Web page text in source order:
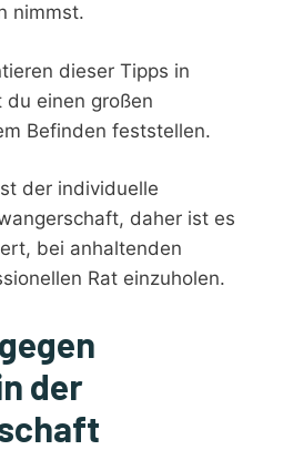
nimmst.
dieser Tipps in
einen großen
Befinden feststellen.
der individuelle
daher ist es
bei anhaltenden
Rat einzuholen.
der